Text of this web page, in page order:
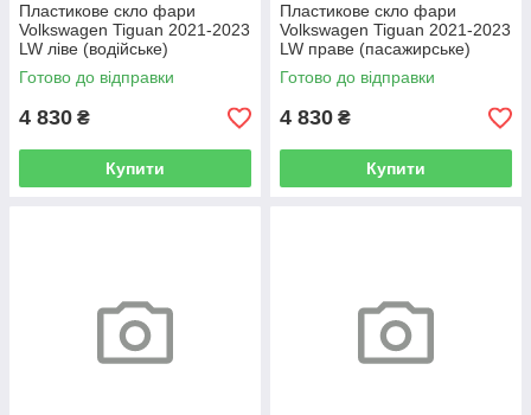
Пластикове скло фари
Volkswagen Tiguan 2021-2023
LW ліве (водійське)
Готово до відправки
4 830 ₴
Купити
Пластикове скло фари
Volkswagen Tiguan 2021-2023
LW праве (пасажирське)
Готово до відправки
4 830 ₴
Купити